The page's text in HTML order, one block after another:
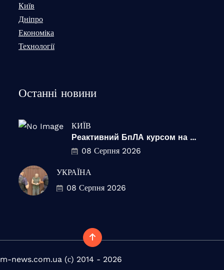
Київ
Дніпро
Економіка
Технології
Останні новини
КИЇВ
Реактивний БпЛА курсом на ...
08 Серпня 2026
УКРАЇНА
08 Серпня 2026
m-news.com.ua (с) 2014 - 2026